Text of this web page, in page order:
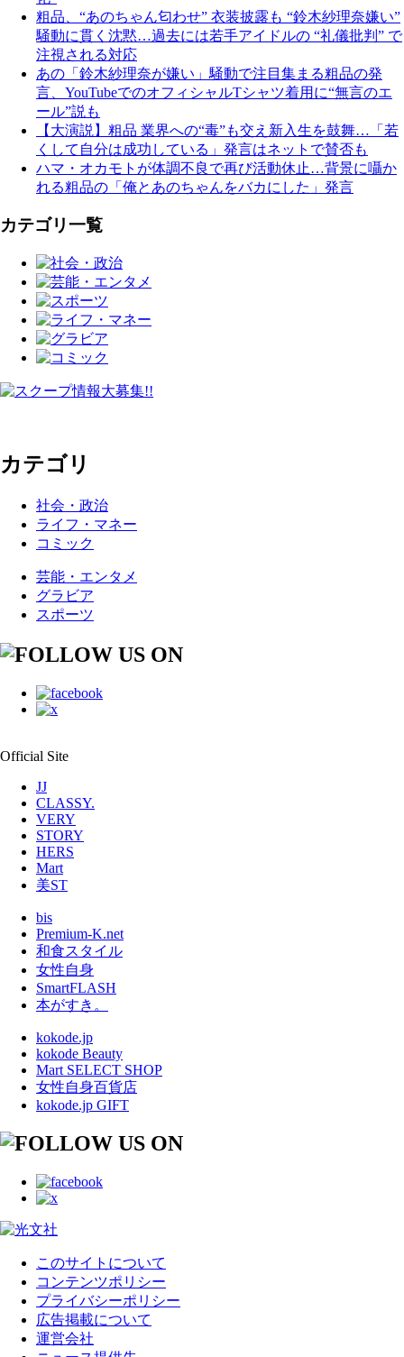
粗品、“あのちゃん匂わせ” 衣装披露も “鈴木紗理奈嫌い”
騒動に貫く沈黙…過去には若手アイドルの “礼儀批判” で
注視される対応
あの「鈴木紗理奈が嫌い」騒動で注目集まる粗品の発
言、YouTubeでのオフィシャルTシャツ着用に“無言のエ
ール”説も
【大演説】粗品 業界への“毒”も交え新入生を鼓舞…「若
くして自分は成功している」発言はネットで賛否も
ハマ・オカモトが体調不良で再び活動休止…背景に囁か
れる粗品の「俺とあのちゃんをバカにした」発言
カテゴリ一覧
カテゴリ
社会・政治
ライフ・マネー
コミック
芸能・エンタメ
グラビア
スポーツ
Official Site
JJ
CLASSY.
VERY
STORY
HERS
Mart
美ST
bis
Premium-K.net
和食スタイル
女性自身
SmartFLASH
本がすき。
kokode.jp
kokode Beauty
Mart SELECT SHOP
女性自身百貨店
kokode.jp GIFT
このサイトについて
コンテンツポリシー
プライバシーポリシー
広告掲載について
運営会社